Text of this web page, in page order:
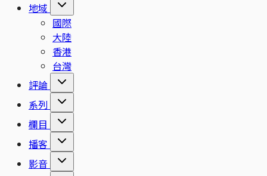
地域
國際
大陸
香港
台灣
評論
系列
欄目
播客
影音